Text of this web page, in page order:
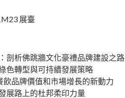
展臺
剖析佛跳牆文化豪禮品牌建設之路
色轉型與可持續發展策略
飲品牌價值和市場增長的新動力
展路上的杜邦柔印力量